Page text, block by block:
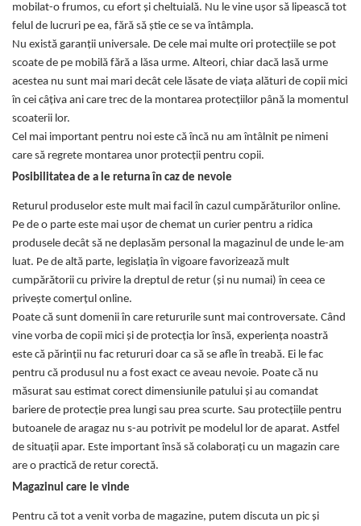
mobilat-o frumos, cu efort și cheltuială. Nu le vine ușor să lipească tot
felul de lucruri pe ea, fără să știe ce se va întâmpla.
Nu există garanții universale. De cele mai multe ori protecțiile se pot
scoate de pe mobilă fără a lăsa urme. Alteori, chiar dacă lasă urme
acestea nu sunt mai mari decât cele lăsate de viața alături de copii mici
în cei câțiva ani care trec de la montarea protecțiilor până la momentul
scoaterii lor.
Cel mai important pentru noi este că încă nu am întâlnit pe nimeni
care să regrete montarea unor protecții pentru copii.
Posibilitatea de a le returna în caz de nevoie
Returul produselor este mult mai facil în cazul cumpărăturilor online.
Pe de o parte este mai ușor de chemat un curier pentru a ridica
produsele decât să ne deplasăm personal la magazinul de unde le-am
luat. Pe de altă parte, legislația în vigoare favorizează mult
cumpărătorii cu privire la dreptul de retur (și nu numai) în ceea ce
privește comerțul online.
Poate că sunt domenii în care retururile sunt mai controversate. Când
vine vorba de copii mici și de protecția lor însă, experiența noastră
este că părinții nu fac retururi doar ca să se afle în treabă. Ei le fac
pentru că produsul nu a fost exact ce aveau nevoie. Poate că nu
măsurat sau estimat corect dimensiunile patului și au comandat
bariere de protecție prea lungi sau prea scurte. Sau protecțiile pentru
butoanele de aragaz nu s-au potrivit pe modelul lor de aparat. Astfel
de situații apar. Este important însă să colaborați cu un magazin care
are o practică de retur corectă.
Magazinul care le vinde
Pentru că tot a venit vorba de magazine, putem discuta un pic și